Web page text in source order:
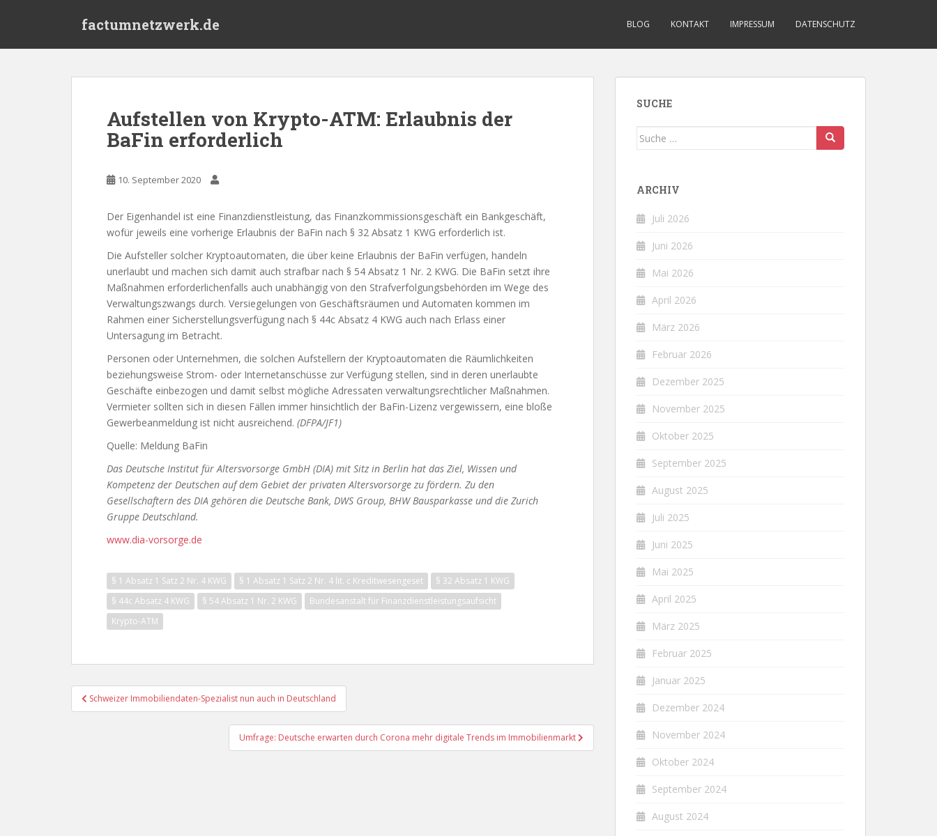
factumnetzwerk.de BLOG KONTAKT IMPRESSUM DATENSCHUTZ
Aufstellen von Krypto-ATM: Erlaubnis der
BaFin erforderlich
10. September 2020
Der Eigenhandel ist eine Finanzdienstleistung, das Finanzkommissionsgeschäft ein Bankgeschäft,
wofür jeweils eine vorherige Erlaubnis der BaFin nach § 32 Absatz 1 KWG erforderlich ist.
Die Aufsteller solcher Kryptoautomaten, die über keine Erlaubnis der BaFin verfügen, handeln
unerlaubt und machen sich damit auch strafbar nach § 54 Absatz 1 Nr. 2 KWG. Die BaFin setzt ihre
Maßnahmen erforderlichenfalls auch unabhängig von den Strafverfolgungsbehörden im Wege des
Verwaltungszwangs durch. Versiegelungen von Geschäftsräumen und Automaten kommen im
Rahmen einer Sicherstellungsverfügung nach § 44c Absatz 4 KWG auch nach Erlass einer
Untersagung im Betracht.
Personen oder Unternehmen, die solchen Aufstellern der Kryptoautomaten die Räumlichkeiten
beziehungsweise Strom- oder Internetanschüsse zur Verfügung stellen, sind in deren unerlaubte
Geschäfte einbezogen und damit selbst mögliche Adressaten verwaltungsrechtlicher Maßnahmen.
Vermieter sollten sich in diesen Fällen immer hinsichtlich der BaFin-Lizenz vergewissern, eine bloße
Gewerbeanmeldung ist nicht ausreichend. (DFPA/JF1)
Quelle: Meldung BaFin
Das Deutsche Institut für Altersvorsorge GmbH (DIA) mit Sitz in Berlin hat das Ziel, Wissen und
Kompetenz der Deutschen auf dem Gebiet der privaten Altersvorsorge zu fördern. Zu den
Gesellschaftern des DIA gehören die Deutsche Bank, DWS Group, BHW Bausparkasse und die Zurich
Gruppe Deutschland.
www.dia-vorsorge.de
§ 1 Absatz 1 Satz 2 Nr. 4 KWG § 1 Absatz 1 Satz 2 Nr. 4 lit. c Kreditwesengeset
§ 32 Absatz 1 KWG
§ 44c Absatz 4 KWG
§ 54 Absatz 1 Nr. 2 KWG
Bundesanstalt für Finanzdienstleistungsaufsicht
Krypto-ATM
Beitragsnavigation
Schweizer Immobiliendaten-Spezialist nun auch in Deutschland
Umfrage: Deutsche erwarten durch Corona mehr digitale Trends im Immobilienmarkt
SUCHE
Suche
ARCHIV
Juli 2026
Juni 2026
Mai 2026
April 2026
März 2026
Februar 2026
Dezember 2025
November 2025
Oktober 2025
September 2025
August 2025
Juli 2025
Juni 2025
Mai 2025
April 2025
März 2025
Februar 2025
Januar 2025
Dezember 2024
November 2024
Oktober 2024
September 2024
August 2024